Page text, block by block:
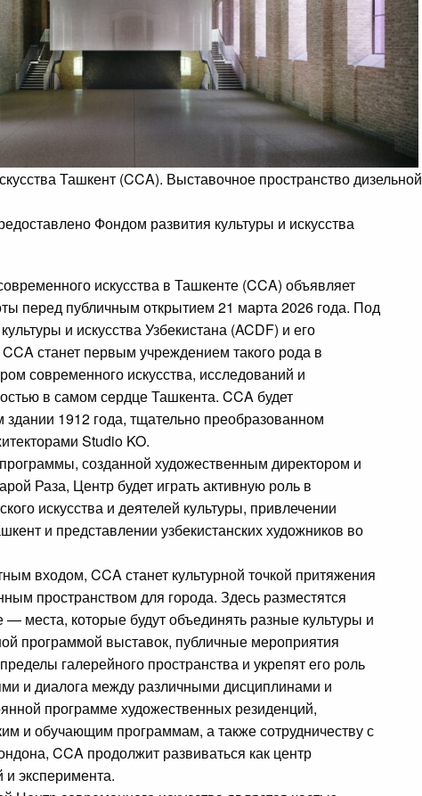
Ташкент (CCA). Выставочное пространство дизельной
Фондом развития культуры и искусства
искусства в Ташкенте (CCA) объявляет
перед публичным открытием 21 марта 2026 года. Под
и искусства Узбекистана (ACDF) и его
станет первым учреждением такого рода в
современного искусства, исследований и
в самом сердце Ташкента. CCA будет
1912 года, тщательно преобразованном
Studio KO.
созданной художественным директором и
Раза, Центр будет играть активную роль в
искусства и деятелей культуры, привлечении
и представлении узбекистанских художников во
входом, CCA станет культурной точкой притяжения
пространством для города. Здесь разместятся
— места, которые будут объединять разные культуры и
программой выставок, публичные мероприятия
галерейного пространства и укрепят его роль
и диалога между различными дисциплинами и
программе художественных резиденций,
и обучающим программам, а также сотрудничеству с
CCA продолжит развиваться как центр
эксперимента.